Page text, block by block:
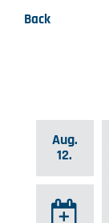
Back
Aug.
12.